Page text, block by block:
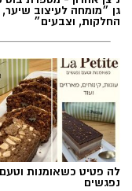
גן ״מומחה לעיצוב שיער,
החלקות, וצבעים״
לה פטיט כשאומנות וטעם
נפגשים